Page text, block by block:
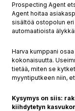
Prospecting Agent
Agent hoitaa
sisältöä ostopolun
automaatioista
Harva kumppani
kokonaisuutta.
tietää, miten se
myyntiputkeen niin,
Kysymys on siis:
kiihdytetyn